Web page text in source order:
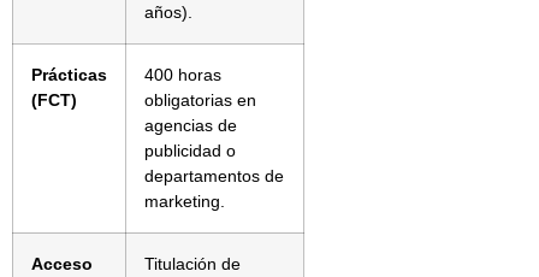
años).
Prácticas
(FCT)
400 horas
obligatorias en
agencias de
publicidad o
departamentos de
marketing.
Acceso
Titulación de